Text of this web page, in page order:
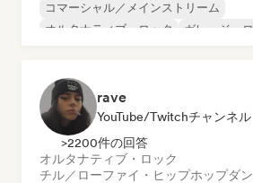
コマーシャル／メインストリーム
オルタナティブ・ロック
ガレージ・
rave
YouTube/Twitchチャンネル
>2200件の回答
オルタナティブ・ロック
チル／ローファイ・ヒップホップダ